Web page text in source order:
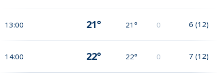
13:00 21° 21° 0 6 (12)
14:00 22° 22° 0 7 (12)